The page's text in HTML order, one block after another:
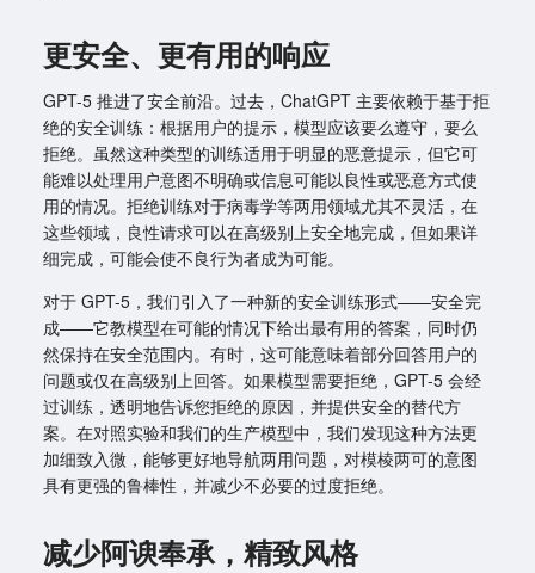
更安全、更有用的响应
GPT-5 推进了安全前沿。过去，ChatGPT 主要依赖于基于拒
绝的安全训练：根据用户的提示，模型应该要么遵守，要么
拒绝。虽然这种类型的训练适用于明显的恶意提示，但它可
能难以处理用户意图不明确或信息可能以良性或恶意方式使
用的情况。拒绝训练对于病毒学等两用领域尤其不灵活，在
这些领域，良性请求可以在高级别上安全地完成，但如果详
细完成，可能会使不良行为者成为可能。
对于 GPT-5，我们引入了一种新的安全训练形式——安全完
成——它教模型在可能的情况下给出最有用的答案，同时仍
然保持在安全范围内。有时，这可能意味着部分回答用户的
问题或仅在高级别上回答。如果模型需要拒绝，GPT-5 会经
过训练，透明地告诉您拒绝的原因，并提供安全的替代方
案。在对照实验和我们的生产模型中，我们发现这种方法更
加细致入微，能够更好地导航两用问题，对模棱两可的意图
具有更强的鲁棒性，并减少不必要的过度拒绝。
减少阿谀奉承，精致风格